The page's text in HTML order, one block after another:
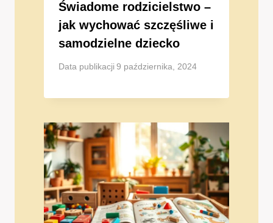
Świadome rodzicielstwo –
jak wychować szczęśliwe i
samodzielne dziecko
Data publikacji 9 października, 2024